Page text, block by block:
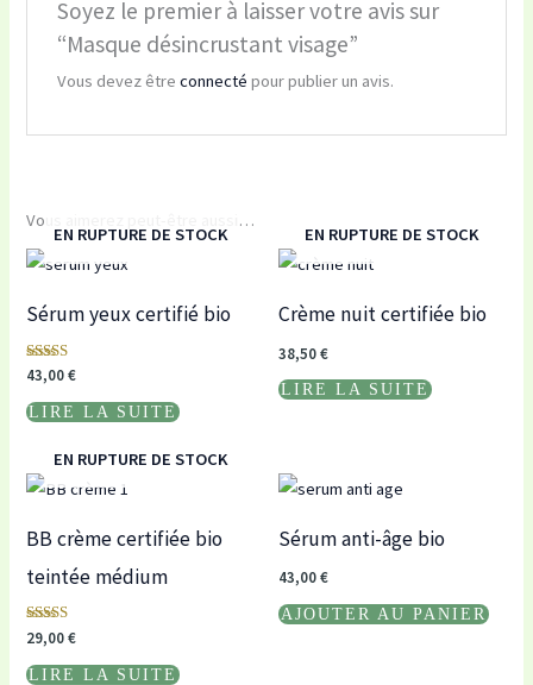
Soyez le premier à laisser votre avis sur
“Masque désincrustant visage”
Vous devez être connecté pour publier un avis.
Vous aimerez peut-être aussi…
EN RUPTURE DE STOCK
Sérum yeux certifié bio
Note
5.00
sur 5
43,00€
LIRE LA SUITE
EN RUPTURE DE STOCK
Crème nuit certifiée bio
38,50€
LIRE LA SUITE
EN RUPTURE DE STOCK
BB crème certifiée bio
teintée médium
Note
5.00
sur 5
29,00€
LIRE LA SUITE
Sérum anti-âge bio
43,00€
AJOUTER AU PANIER